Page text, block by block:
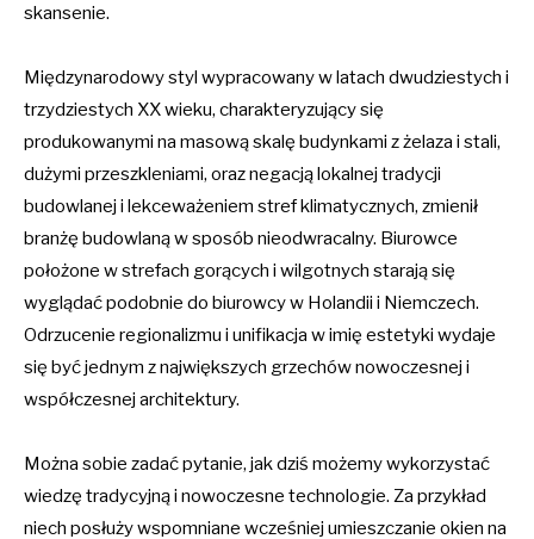
skansenie.
Międzynarodowy styl wypracowany w latach dwudziestych i
trzydziestych XX wieku, charakteryzujący się
produkowanymi na masową skalę budynkami z żelaza i stali,
dużymi przeszkleniami, oraz negacją lokalnej tradycji
budowlanej i lekceważeniem stref klimatycznych, zmienił
branżę budowlaną w sposób nieodwracalny. Biurowce
położone w strefach gorących i wilgotnych starają się
wyglądać podobnie do biurowcy w Holandii i Niemczech.
Odrzucenie regionalizmu i unifikacja w imię estetyki wydaje
się być jednym z największych grzechów nowoczesnej i
współczesnej architektury.
Można sobie zadać pytanie, jak dziś możemy wykorzystać
wiedzę tradycyjną i nowoczesne technologie. Za przykład
niech posłuży wspomniane wcześniej umieszczanie okien na